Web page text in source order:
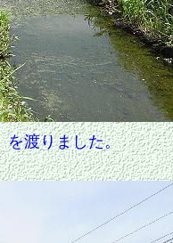
を渡りました。